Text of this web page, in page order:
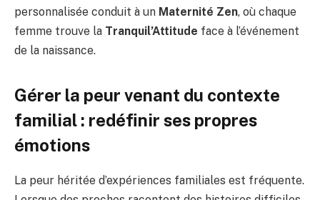
personnalisée conduit à un Maternité Zen, où chaque
femme trouve la Tranquil’Attitude face à l’événement
de la naissance.
Gérer la peur venant du contexte
familial : redéfinir ses propres
émotions
La peur héritée d’expériences familiales est fréquente.